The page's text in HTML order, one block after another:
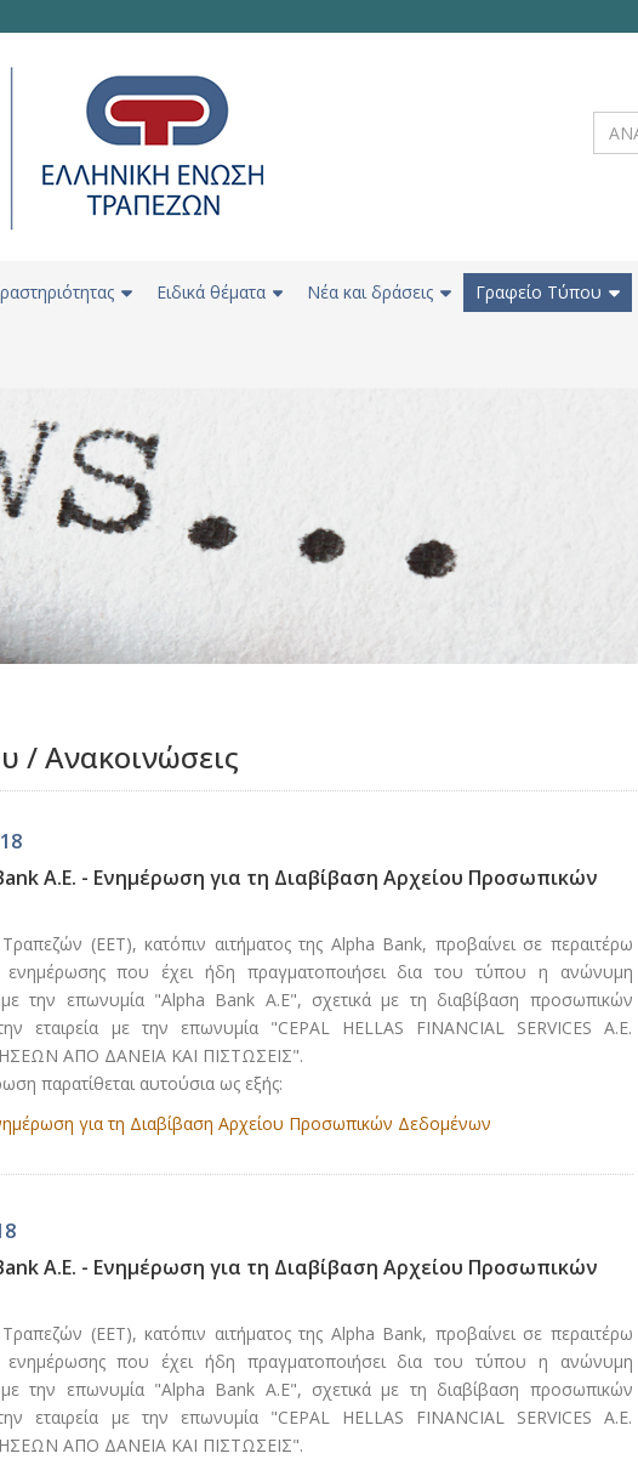
Ειδικά θέματα Νέα και δράσεις Γραφείο Τύπου
/ Ανακοινώσεις
A.E. - Ενημέρωση για τη Διαβίβαση Αρχείου Προσωπικών
(ΕΕΤ), κατόπιν αιτήματος της Alpha Bank, προβαίνει σε περαιτέρω
ενημέρωσης που έχει ήδη πραγματοποιήσει δια του τύπου η ανώνυμη
με την επωνυμία "Alpha Bank A.E", σχετικά με τη διαβίβαση προσωπικών
εταιρεία με την επωνυμία "CEPAL HELLAS FINANCIAL SERVICES A.E.
ΑΠΟ ΔΑΝΕΙΑ ΚΑΙ ΠΙΣΤΩΣΕΙΣ".
παρατίθεται αυτούσια ως εξής:
για τη Διαβίβαση Αρχείου Προσωπικών Δεδομένων
A.E. - Ενημέρωση για τη Διαβίβαση Αρχείου Προσωπικών
(ΕΕΤ), κατόπιν αιτήματος της Alpha Bank, προβαίνει σε περαιτέρω
ενημέρωσης που έχει ήδη πραγματοποιήσει δια του τύπου η ανώνυμη
με την επωνυμία "Alpha Bank A.E", σχετικά με τη διαβίβαση προσωπικών
εταιρεία με την επωνυμία "CEPAL HELLAS FINANCIAL SERVICES A.E.
ΑΠΟ ΔΑΝΕΙΑ ΚΑΙ ΠΙΣΤΩΣΕΙΣ".